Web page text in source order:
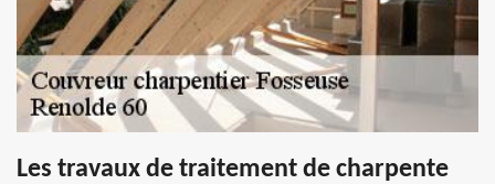
Les travaux de traitement de charpente